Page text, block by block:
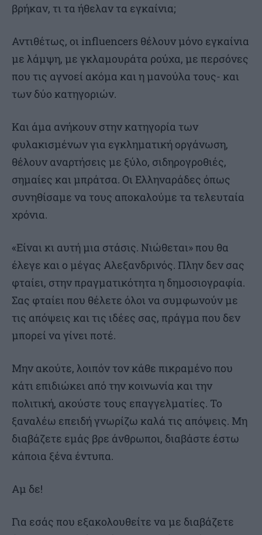
βρήκαν, τι τα ήθελαν τα εγκαίνια;
Αντιθέτως, οι influencers θέλουν μόνο εγκαίνια
με λάμψη, με γκλαμουράτα ρούχα, με περσόνες
που τις αγνοεί ακόμα και η μανούλα τους- και
των δύο κατηγοριών.
Και άμα ανήκουν στην κατηγορία των
φυλακισμένων για εγκληματική οργάνωση,
θέλουν αναρτήσεις με ξύλο, σιδηρογροθιές,
σημαίες και μπράτσα. Οι Ελληναράδες όπως
συνηθίσαμε να τους αποκαλούμε τα τελευταία
χρόνια.
«Είναι κι αυτή μια στάσις. Νιώθεται» που θα
έλεγε και ο μέγας Αλεξανδρινός. Πλην δεν σας
φταίει, στην πραγματικότητα η δημοσιογραφία.
Σας φταίει που θέλετε όλοι να συμφωνούν με
τις απόψεις και τις ιδέες σας, πράγμα που δεν
μπορεί να γίνει ποτέ.
Μην ακούτε, λοιπόν τον κάθε πικραμένο που
κάτι επιδιώκει από την κοινωνία και την
πολιτική, ακούστε τους επαγγελματίες. Το
ξαναλέω επειδή γνωρίζω καλά τις απόψεις. Μη
διαβάζετε εμάς βρε άνθρωποι, διαβάστε έστω
κάποια ξένα έντυπα.
Αμ δε!
Για εσάς που εξακολουθείτε να με διαβάζετε